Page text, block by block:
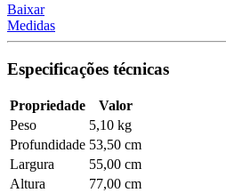
Baixar
Medidas
Especificações técnicas
Propriedade
Valor
Peso
5,10 kg
Profundidade 53,50 cm
Largura
55,00 cm
Altura
77,00 cm